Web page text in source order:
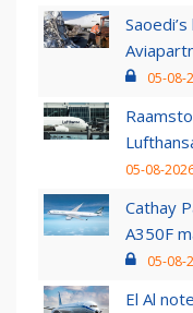
05-08-
05-08-
Cathay
A350F
05-08-
El Al